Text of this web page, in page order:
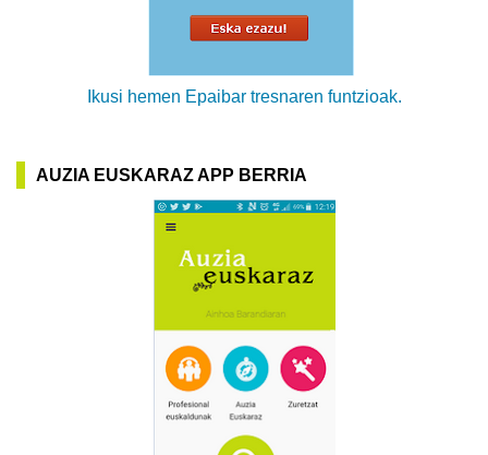
Ikusi hemen Epaibar tresnaren funtzioak.
AUZIA EUSKARAZ APP BERRIA